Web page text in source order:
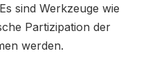
sind Werkzeuge wie
Partizipation der
werden.